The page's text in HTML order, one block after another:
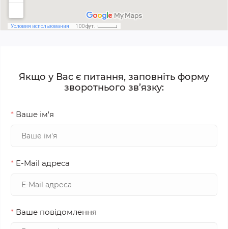
Якщо у Вас є питання, заповніть форму
зворотнього зв’язку:
* Ваше ім'я
* E-Mail адреса
* Ваше повідомлення